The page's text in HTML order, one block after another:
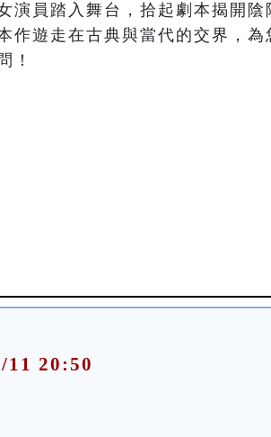
演員踏入舞台，拾起劇本揭開
作遊走在古典與當代的交界，
！
11 20:50